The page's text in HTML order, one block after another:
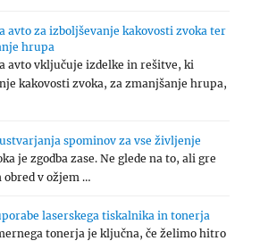
avto za izboljševanje kakovosti zvoka ter
hrupa
avto vključuje izdelke in rešitve, ki
kakovosti zvoka, za zmanjšanje hrupa,
spominov za vse življenje
je zgodba zase. Ne glede na to, ali gre
v ožjem …
laserskega tiskalnika in tonerja
tonerja je ključna, če želimo hitro